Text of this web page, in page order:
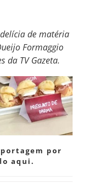
de matéria
Formaggio
da TV Gazeta.
por
aqui.